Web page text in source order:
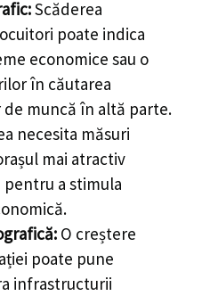
Scăderea
poate indica
economice sau o
în căutarea
muncă în altă parte.
necesita măsuri
mai atractiv
a stimula
O creștere
poate pune
infrastructurii